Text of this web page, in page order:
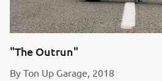
"The Outrun"
By Ton Up Garage, 2018